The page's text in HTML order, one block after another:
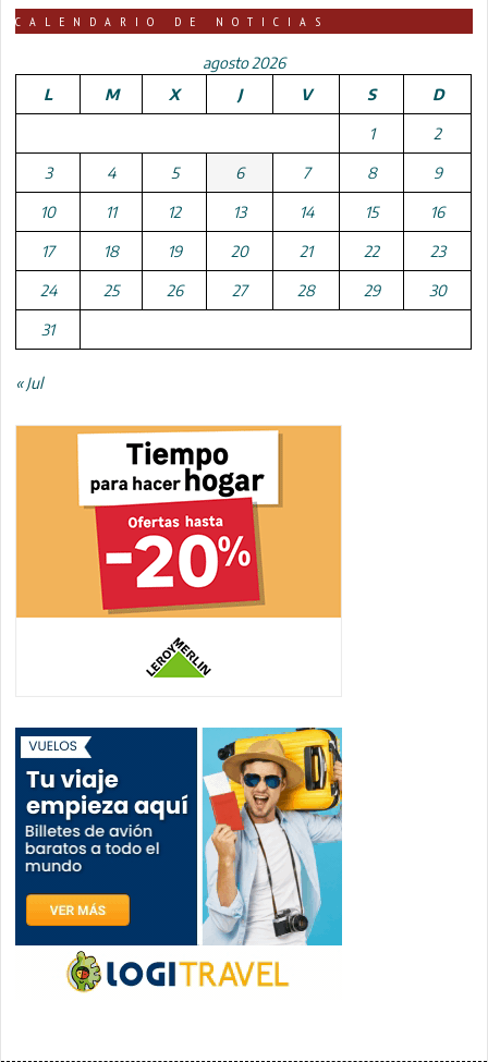
CALENDARIO DE NOTICIAS
agosto 2026
L
M X J V S D
1 2
3 4 5 6 7 8 9
10 11 12 13 14 15 16
17 18 19 20 21 22 23
24 25 26 27 28 29 30
31
« Jul